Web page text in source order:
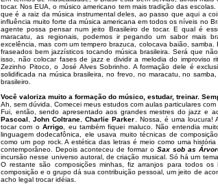
tocar. Nos EUA, o músico americano tem mais tradição das
que é a raiz da música instrumental deles, ao passo que aqui a
influência muito forte da música americana em todos os níveis no
agente possa pensar num jeito Brasileiro de tocar. E qual é
maracatu, as regionais, podemos ir pegando um sabor mais
excelência, mas com um tempero brazuca, colocava baião,
fraseados bem jazzísticos tocando música brasileira. Será que
isso, não colocar fases de jazz e dividir a melodia do improviso
Zezinho Pitoco, o José Alves Sobrinho. A formação dele é
solidificada na música brasileira, no frevo, no maracatu, no
brasileiro.
Você valoriza muito a formação do músico, estudar, treinar.
Ah, sem dúvida. Comecei meus estudos com aulas particulares com
Fui, então, sendo apresentado aos grandes mestres do jazz e
Pascoal ,John Coltrane ,Charlie Parker . Nossa, é uma loucura!
tocar com oArrigo , eu também fiquei maluco. Não entendia
linguagem dodecafônica, ele usava muito técnicas de
como um pop rock. A estética das letras é meio como uma
contemporâneo. Depois aconteceu de formar o Sax sob as
incursão nesse universo autoral, de criação musical. Só há um
O restante são composições minhas, fiz arranjos para todos
composição e o grupo dá sua contribuição pessoal, um jeito de
acho legal trocar idéias.